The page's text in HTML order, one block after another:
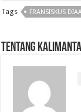
Tags FRANSISKUS
Tentang